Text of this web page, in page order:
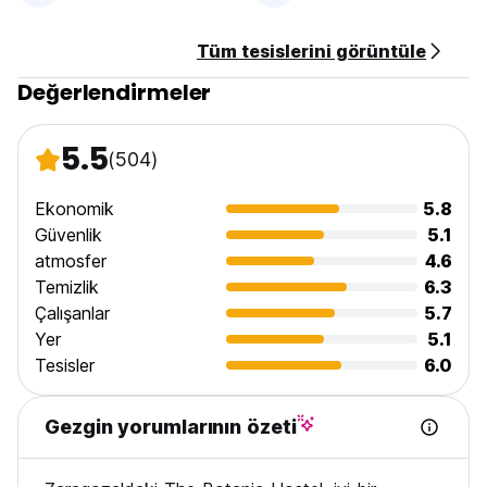
Tüm tesislerini görüntüle
Değerlendirmeler
5.5(504)
Ekonomik
5.8
Güvenlik
5.1
atmosfer
4.6
Temizlik
6.3
Çalışanlar
5.7
Yer
5.1
Tesisler
6.0
Gezgin yorumlarının özeti